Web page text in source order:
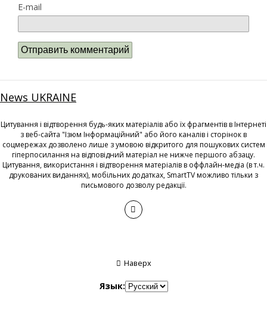
E-mail
News UKRAINE
Цитування і відтворення будь-яких матеріалів або їх фрагментів в Інтернеті
з веб-сайта "Ізюм Інформаційний" або його каналів і сторінок в
соцмережах дозволено лише з умовою відкритого для пошукових систем
гіперпосилання на відповідний матеріал не нижче першого абзацу.
Цитування, використання і відтворення матеріалів в оффлайн-медіа (в т.ч.
друкованих виданнях), мобільних додатках, SmartTV можливо тільки з
письмового дозволу редакції.
Наверх
Язык: